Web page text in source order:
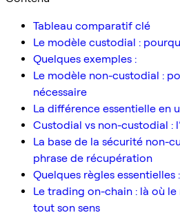
Tableau comparatif clé
Le modèle custodial :
Quelques exemples :
Le modèle non-custodial :
nécessaire
La différence essentielle en
Custodial vs non-custodial :
La base de la sécurité non-
phrase de récupération
Quelques règles essentielles :
Le trading on-chain : là où
tout son sens